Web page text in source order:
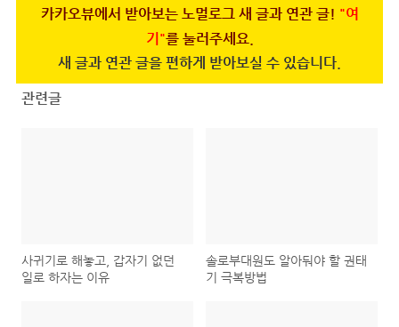
카카오뷰에서 받아보는 노멀로그 새 글과 연관 글! "여
기"를 눌러주세요.
새 글과 연관 글을 편하게 받아보실 수 있습니다.
관련글
사귀기로 해놓고, 갑자기 없던
일로 하자는 이유
솔로부대원도 알아둬야 할 권태
기 극복방법